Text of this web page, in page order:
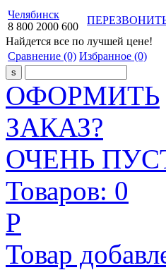
Челябинск
8 800 2000 600
Найдется все по лучшей цене!
Сравнение (0) Избранное (0)
ОФОРМИТЬ
ЗАКАЗ?
ОЧЕНЬ
Товаров: 0
Р
Товар